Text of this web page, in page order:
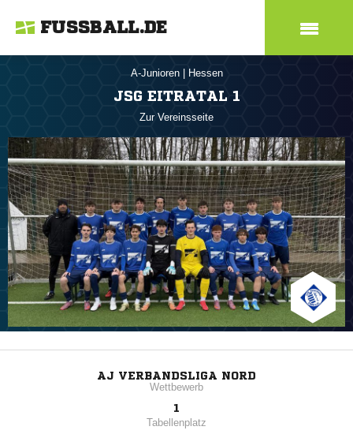
FUSSBALL.DE
A-Junioren Hessen
JSG EITRATAL 1
Zur Vereinsseite
AJ VERBANDSLIGA NORD
Wettbewerb
1
Tabellenplatz